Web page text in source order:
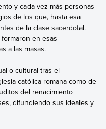
y cada vez más personas
de los que, hasta esa
de la clase sacerdotal.
en esas
a las masas.
o cultural tras el
católica romana como de
del renacimiento
difundiendo sus ideales y